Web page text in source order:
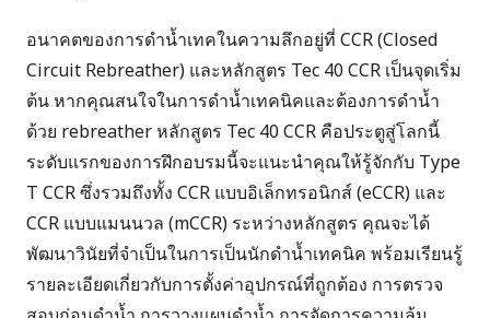
อนาคตของการดําน้ำเทคในความลึกอยู่ที่ CCR (Closed
Circuit Rebreather) และหลักสูตร Tec 40 CCR เป็นจุดเริ่ม
ต้น หากคุณสนใจในการดําน้ำเทคนิคและต้องการดําน้ำ
ด้วย rebreather หลักสูตร Tec 40 CCR คือประตูสู่โลกนี้
ระดับแรกของการฝึกอบรมนี้จะแนะนำคุณให้รู้จักกับ Type
T CCR ซึ่งรวมถึงทั้ง CCR แบบอิเล็กทรอนิกส์ (eCCR) และ
CCR แบบแมนนวล (mCCR) ระหว่างหลักสูตร คุณจะได้
พัฒนาวินัยที่จําเป็นในการเป็นนักดําน้ำเทคนิค พร้อมเรียนรู้
รายละเอียดเกี่ยวกับการตั้งค่าอุปกรณ์ที่ถูกต้อง การตรวจ